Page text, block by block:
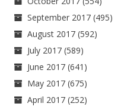
September 2017 (495)
August 2017 (592)
July 2017 (589)
June 2017 (641)
May 2017 (675)
April 2017 (252)